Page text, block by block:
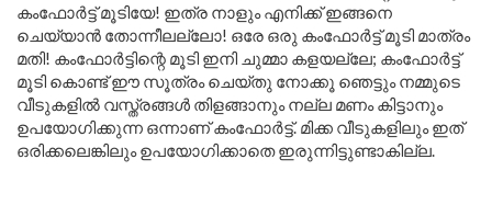
കംഫോർട്ട് മൂടിയേ! ഇത്ര നാളും എനിക്ക് ഇങ്ങനെ
ചെയ്യാൻ തോന്നീലല്ലോ! ഒരേ ഒരു കംഫോർട്ട് മൂടി മാത്രം
മതി! കംഫോർട്ടിന്റെ മൂടി ഇനി ചുമ്മാ കളയല്ലേ; കംഫോർട്ട്
മൂടി കൊണ്ട് ഈ സൂത്രം ചെയ്തു നോക്കൂ ഞെട്ടും നമ്മുടെ
വീടുകളിൽ വസ്ത്രങ്ങൾ തിളങ്ങാനും നല്ല മണം കിട്ടാനും
ഉപയോഗിക്കുന്ന ഒന്നാണ് കംഫോർട്ട്. മിക്ക വീടുകളിലും ഇത്
ഒരിക്കലെങ്കിലും ഉപയോഗിക്കാതെ ഇരുന്നിട്ടുണ്ടാകില്ല.